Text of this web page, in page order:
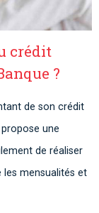
crédit
?
de son crédit
une
de réaliser
mensualités et